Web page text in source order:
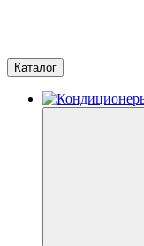
Каталог